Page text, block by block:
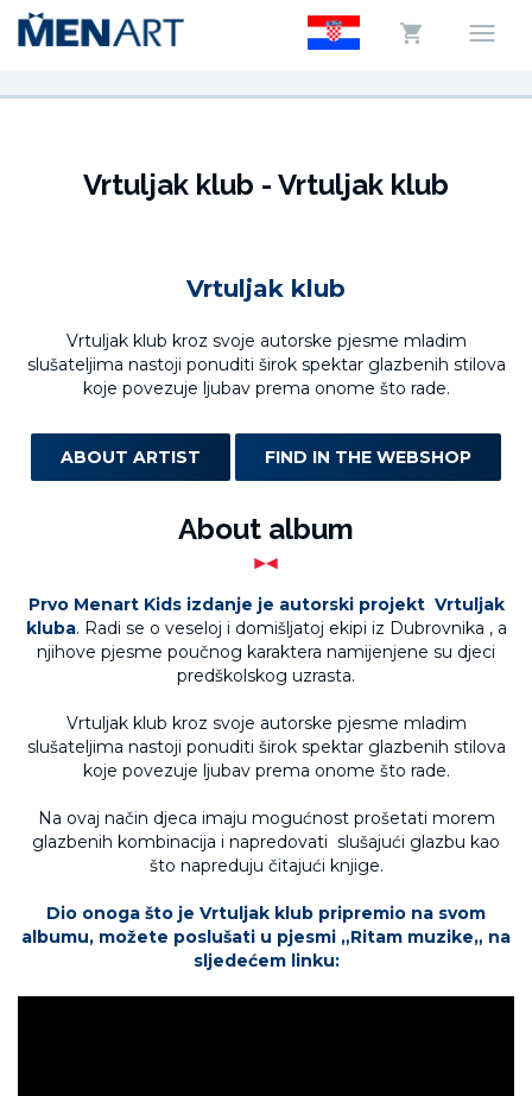
Vrtuljak klub - Vrtuljak klub
Vrtuljak klub
Vrtuljak klub kroz svoje autorske pjesme mladim
slušateljima nastoji ponuditi širok spektar glazbenih stilova
koje povezuje ljubav prema onome što rade.
ABOUT ARTIST FIND IN THE WEBSHOP
About album
Prvo Menart Kids izdanje je autorski projekt Vrtuljak
kluba. Radi se o veseloj i domišljatoj ekipi iz Dubrovnika , a
njihove pjesme poučnog karaktera namijenjene su djeci
predškolskog uzrasta.
Vrtuljak klub kroz svoje autorske pjesme mladim
slušateljima nastoji ponuditi širok spektar glazbenih stilova
koje povezuje ljubav prema onome što rade.
Na ovaj način djeca imaju mogućnost prošetati morem
glazbenih kombinacija i napredovati slušajući glazbu kao
što napreduju čitajući knjige.
Dio onoga što je Vrtuljak klub pripremio na svom
albumu, možete poslušati u pjesmi „Ritam muzike„ na
sljedećem linku: